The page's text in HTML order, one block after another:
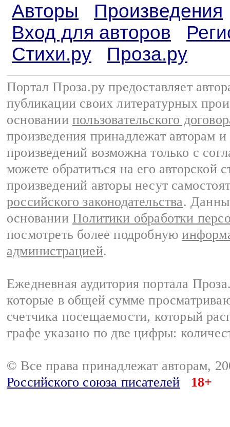
Авторы
Произведения
Вход для авторов
Стихи.ру
Проза.ру
Портал Проза.ру предоставляет
публикации своих литературных
основании пользовательского
произведения принадлежат авторам
произведений возможна только с
можете обратиться на его авторской
произведений авторы несут
российского законодательства.
основании Политики обработки
посмотреть более подробную
администрацией.
Ежедневная аудитория портала
которые в общей сумме
счетчика посещаемости, который
графе указано по две цифры:
© Все права принадлежат авторам,
Российского союза писателей
18+